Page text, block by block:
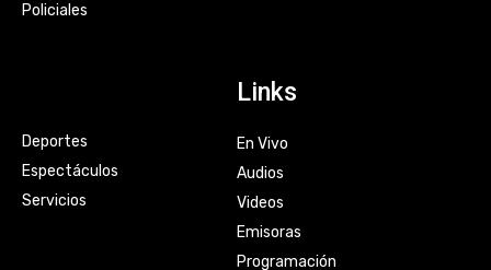
Policiales
Deportes
Espectáculos
Servicios
Links
En Vivo
Audios
Videos
Emisoras
Programación